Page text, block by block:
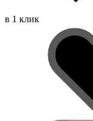
в 1 клик